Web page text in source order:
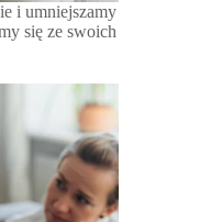
i umniejszamy
się ze swoich